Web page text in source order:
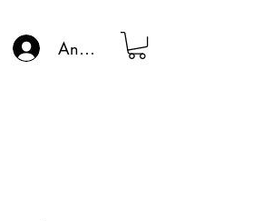
Kunden - Login
Anmelden